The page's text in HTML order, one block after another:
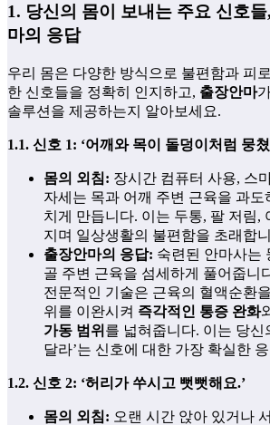
1. 당신의 몸이 보내는 주요 신호
마의 응답
우리 몸은 다양한 방식으로 불편함과 피
한 신호들을 정확히 인지하고, 출장안마
솔루션을 제공하는지 알아보세요.
1.1. 신호 1: ‘어깨와 목이 돌덩이처럼 뭉
몸의 외침: 장시간 컴퓨터 사용, 스
자세는 목과 어깨 주변 근육을 과도
치게 만듭니다. 이는 두통, 팔 저림,
지며 일상생활의 불편함을 초래합
출장안마의 응답: 숙련된 안마사는
골 주변 근육을 섬세하게 풀어줍니
전문적인 기술은 근육의 혈액순환
위를 이완시켜 즉각적인 통증 완화
가동 범위 를 넓혀줍니다. 이는 당신
달라’는 신호에 대한 가장 확실한
1.2. 신호 2: ‘허리가 쑤시고 뻣뻣해요.’
몸의 외침: 오랜 시간 앉아 있거나